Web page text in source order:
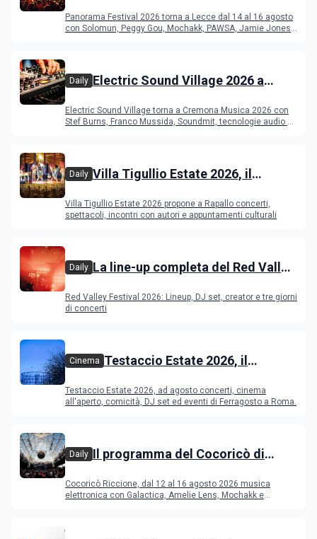
programma
Panorama Festival 2026 torna a Lecce dal 14 al 16 agosto
con Solomun, Peggy Gou, Mochakk, PAWSA, Jamie Jones
Daily Electric Sound Village 2026 a
Young Band Contest, il programma
Electric Sound Village torna a Cremona Musica 2026 con
Stef Burns, Franco Mussida, Soundmit, tecnologie audio e
Daily Villa Tigullio Estate 2026, il
Villa Tigullio Estate 2026 propone a Rapallo concerti,
spettacoli, incontri con autori e appuntamenti culturali
Daily La line-up completa del Red Valley
Red Valley Festival 2026: Lineup, DJ set, creator e tre giorni
di concerti
Cinema Testaccio Estate 2026, il
Ferragosto
Testaccio Estate 2026, ad agosto concerti, cinema
all'aperto, comicità, DJ set ed eventi di Ferragosto a Roma.
Daily Il programma del Cocoricò di
Cocoricò Riccione, dal 12 al 16 agosto 2026 musica
elettronica con Galactica, Amelie Lens, Mochakk e